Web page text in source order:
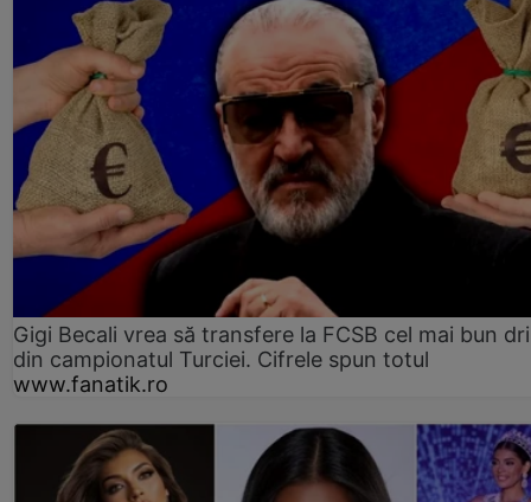
Gigi Becali vrea să transfere la FCSB cel mai bun
din campionatul Turciei. Cifrele spun totul
www.fanatik.ro